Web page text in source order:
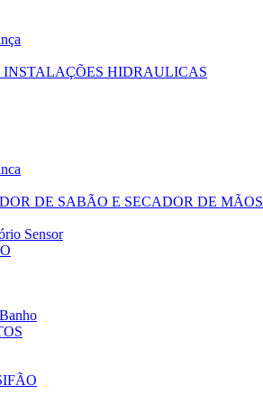
INSTALAÇÕES HIDRAULICAS
DE SABÃO E SECADOR DE MÃOS
Sensor